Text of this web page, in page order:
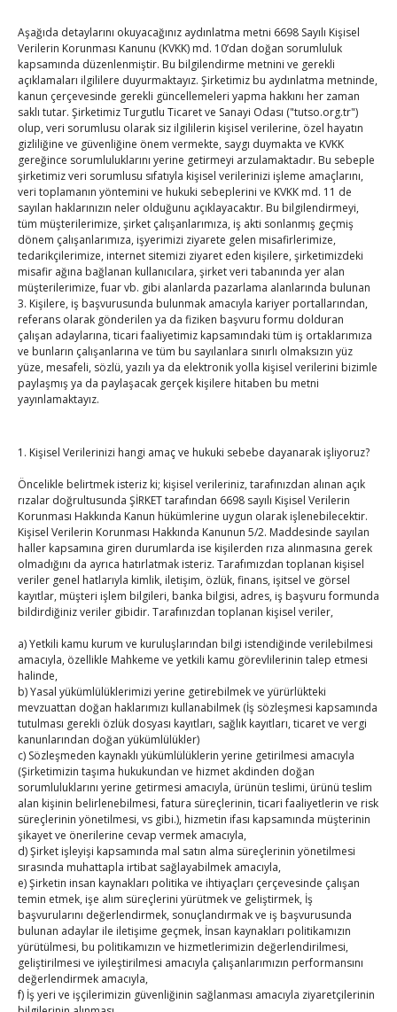
Aşağıda detaylarını okuyacağınız aydınlatma metni 6698 Sayılı Kişisel
Verilerin Korunması Kanunu (KVKK) md. 10’dan doğan sorumluluk
kapsamında düzenlenmiştir. Bu bilgilendirme metnini ve gerekli
açıklamaları ilgililere duyurmaktayız. Şirketimiz bu aydınlatma metninde,
kanun çerçevesinde gerekli güncellemeleri yapma hakkını her zaman
saklı tutar. Şirketimiz Turgutlu Ticaret ve Sanayi Odası ("tutso.org.tr")
olup, veri sorumlusu olarak siz ilgililerin kişisel verilerine, özel hayatın
gizliliğine ve güvenliğine önem vermekte, saygı duymakta ve KVKK
gereğince sorumluluklarını yerine getirmeyi arzulamaktadır. Bu sebeple
şirketimiz veri sorumlusu sıfatıyla kişisel verilerinizi işleme amaçlarını,
veri toplamanın yöntemini ve hukuki sebeplerini ve KVKK md. 11 de
sayılan haklarınızın neler olduğunu açıklayacaktır. Bu bilgilendirmeyi,
tüm müşterilerimize, şirket çalışanlarımıza, iş akti sonlanmış geçmiş
dönem çalışanlarımıza, işyerimizi ziyarete gelen misafirlerimize,
tedarikçilerimize, internet sitemizi ziyaret eden kişilere, şirketimizdeki
misafir ağına bağlanan kullanıcılara, şirket veri tabanında yer alan
müşterilerimize, fuar vb. gibi alanlarda pazarlama alanlarında bulunan
3. Kişilere, iş başvurusunda bulunmak amacıyla kariyer portallarından,
referans olarak gönderilen ya da fiziken başvuru formu dolduran
çalışan adaylarına, ticari faaliyetimiz kapsamındaki tüm iş ortaklarımıza
ve bunların çalışanlarına ve tüm bu sayılanlara sınırlı olmaksızın yüz
yüze, mesafeli, sözlü, yazılı ya da elektronik yolla kişisel verilerini bizimle
paylaşmış ya da paylaşacak gerçek kişilere hitaben bu metni
yayınlamaktayız.
1. Kişisel Verilerinizi hangi amaç ve hukuki sebebe dayanarak işliyoruz?
Öncelikle belirtmek isteriz ki; kişisel verileriniz, tarafınızdan alınan açık
rızalar doğrultusunda ŞİRKET tarafından 6698 sayılı Kişisel Verilerin
Korunması Hakkında Kanun hükümlerine uygun olarak işlenebilecektir.
Kişisel Verilerin Korunması Hakkında Kanunun 5/2. Maddesinde sayılan
haller kapsamına giren durumlarda ise kişilerden rıza alınmasına gerek
olmadığını da ayrıca hatırlatmak isteriz. Tarafımızdan toplanan kişisel
veriler genel hatlarıyla kimlik, iletişim, özlük, finans, işitsel ve görsel
kayıtlar, müşteri işlem bilgileri, banka bilgisi, adres, iş başvuru formunda
bildirdiğiniz veriler gibidir. Tarafınızdan toplanan kişisel veriler,
a) Yetkili kamu kurum ve kuruluşlarından bilgi istendiğinde verilebilmesi
amacıyla, özellikle Mahkeme ve yetkili kamu görevlilerinin talep etmesi
halinde,
b) Yasal yükümlülüklerimizi yerine getirebilmek ve yürürlükteki
mevzuattan doğan haklarımızı kullanabilmek (İş sözleşmesi kapsamında
tutulması gerekli özlük dosyası kayıtları, sağlık kayıtları, ticaret ve vergi
kanunlarından doğan yükümlülükler)
c) Sözleşmeden kaynaklı yükümlülüklerin yerine getirilmesi amacıyla
(Şirketimizin taşıma hukukundan ve hizmet akdinden doğan
sorumluluklarını yerine getirmesi amacıyla, ürünün teslimi, ürünü teslim
alan kişinin belirlenebilmesi, fatura süreçlerinin, ticari faaliyetlerin ve risk
süreçlerinin yönetilmesi, vs gibi.), hizmetin ifası kapsamında müşterinin
şikayet ve önerilerine cevap vermek amacıyla,
d) Şirket işleyişi kapsamında mal satın alma süreçlerinin yönetilmesi
sırasında muhattapla irtibat sağlayabilmek amacıyla,
e) Şirketin insan kaynakları politika ve ihtiyaçları çerçevesinde çalışan
temin etmek, işe alım süreçlerini yürütmek ve geliştirmek, İş
başvurularını değerlendirmek, sonuçlandırmak ve iş başvurusunda
bulunan adaylar ile iletişime geçmek, İnsan kaynakları politikamızın
yürütülmesi, bu politikamızın ve hizmetlerimizin değerlendirilmesi,
geliştirilmesi ve iyileştirilmesi amacıyla çalışanlarımızın performansını
değerlendirmek amacıyla,
f) İş yeri ve işçilerimizin güvenliğinin sağlanması amacıyla ziyaretçilerinin
TOBB Son Yazılar
Hisarcıklıoğlu’ndan ‘girişimci olun’ tavsiyesi
ByTUTSOon Ağu 8, 2026
SEDDK Başkanı Menteş’e ziyaret
ByTUTSOon Ağu 8, 2026
Hisarcıklıoğlu ICCD Genel Sekreteri Khalawi ile görüştü
ByTUTSOon Ağu 7, 2026
Kahramanmaraş Ticaret ve Sanayi Odası’nın yeni
binası hizmete açıldı
ByTUTSOon Ağu 5, 2026
Diren ailesine taziye ziyareti
Ağustos 2026
P
S Ç P C C
P
1
2
3
4 5 6 7 8
9
17
18 19 20 21 22
23
24
25 26 28 29
30
31
« Tem
E-BÜLTEN
Kasaba Ekonomi Dergisi
TOBB HABER
TUTSO İktisadi Durum Raporu
Hisarcıklıoğlu’ndan ‘girişimci olun’ tavsiyesi
SEDDK Başkanı Menteş’e ziyaret